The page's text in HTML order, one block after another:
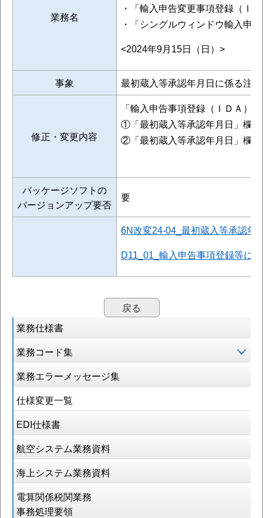
業務仕様書
業務コード集
業務エラーメッセージ集
仕様変更一覧
EDI仕様書
航空システム業務資料
海上システム業務資料
電算関係税関業務
事務処理要領
業務名
・「輸入申告変更事項登録（Ｉ
・「シングルウィンドウ輸入申
<2024年9月15日（日）>
事象 最初蔵入等承認年月日に係る注
修正・変更内容
「輸入申告事項登録（ＩＤＡ）
①「最初蔵入等承認年月日」欄
②「最初蔵入等承認年月日」欄
パッケージソフトの
バージョンアップ要否
要
6N改変24-04_最初蔵入等承認年
D11_01_輸入申告事項登録等に
戻る